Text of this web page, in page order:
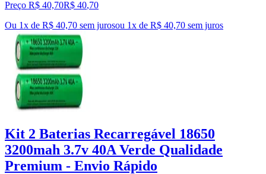
Preço R$ 40,70R$ 40,70
Ou 1x de R$ 40,70 sem jurosou 1x de R$ 40,70 sem juros
Kit 2 Baterias Recarregável 18650
3200mah 3.7v 40A Verde Qualidade
Premium - Envio Rápido